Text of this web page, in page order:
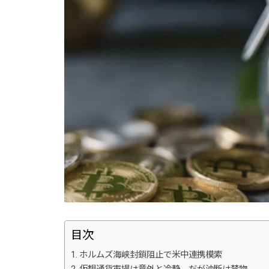
目次
ホルムズ海峡封鎖阻止で米中連携模索